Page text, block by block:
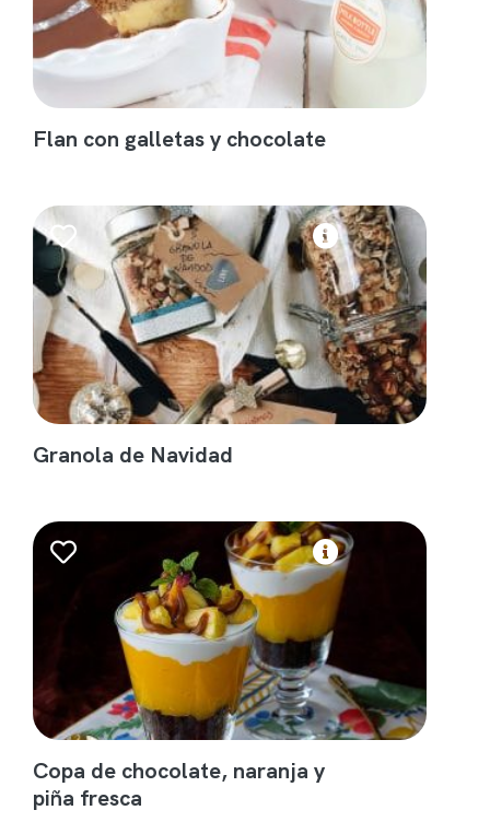
Flan con galletas y chocolate
Granola de Navidad
Copa de chocolate, naranja y
piña fresca